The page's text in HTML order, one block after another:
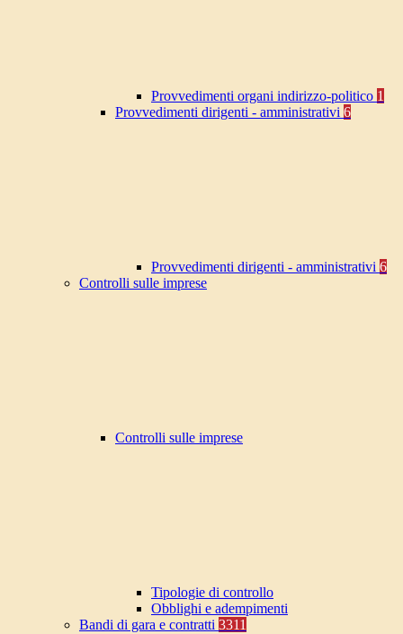
Provvedimenti organi indirizzo-politico 1
Provvedimenti dirigenti - amministrativi 6
Provvedimenti dirigenti - amministrativi 6
Controlli sulle imprese
Controlli sulle imprese
Tipologie di controllo
Obblighi e adempimenti
Bandi di gara e contratti 3311